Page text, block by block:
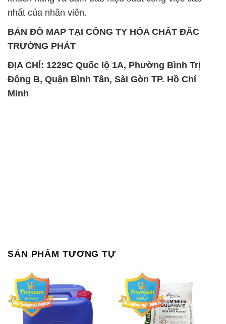
nhất của nhân viên.
BẢN ĐỒ MAP TẠI CÔNG TY HÓA CHẤT ĐẮC
TRƯỜNG PHÁT
ĐỊA CHỈ: 1229C Quốc lộ 1A, Phường Bình Trị
Đông B, Quận Bình Tân, Sài Gòn TP. Hồ Chí
Minh
SẢN PHẨM TƯƠNG TỰ